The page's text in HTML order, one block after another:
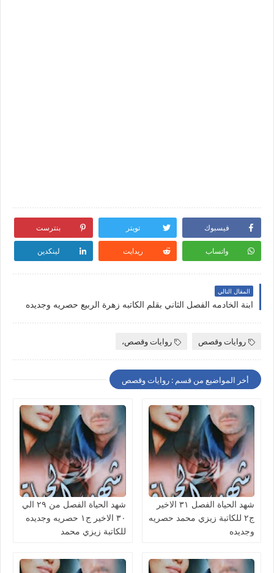
فيسبوك تويتر بنترست
واتساب ريدايت لينكدين
المقال التالي
ابنة الخادمه الفصل الثاني بقلم الكاتبه زهرة الربيع حصريه وجديده
روايات وقصص روايات وقصص،
أخر المواضيع من قسم : روايات وقصص
شهد الحياة الفصل ٣١ الاخير
ج٢ للكاتبة زيزي محمد حصريه
وجديده
شهد الحياة الفصل من ٢٩ الي
٣٠ الاخير ج١ حصريه وجديده
للكاتبة زيزي محمد